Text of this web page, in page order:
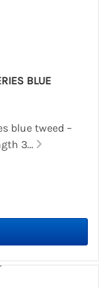
BLUE
blue tweed –
3...